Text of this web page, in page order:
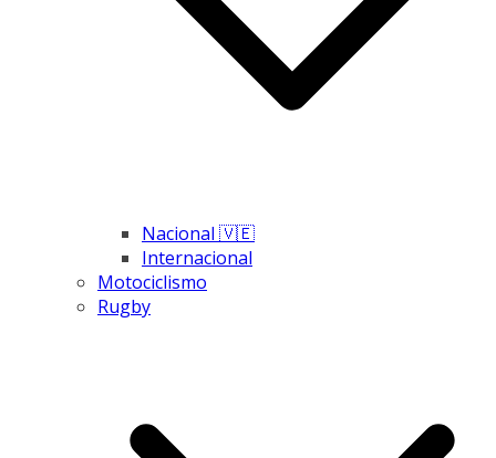
Nacional 🇻🇪
Internacional
Motociclismo
Rugby